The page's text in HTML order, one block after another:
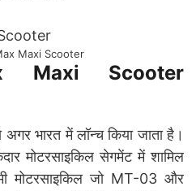
Maxi Scooter
Maxi Scooter
भारत में लॉन्च किया जाता है।
मोटरसाइकिल सेगमेंट में शामिल
मोटरसाइकिल जो MT-03 और